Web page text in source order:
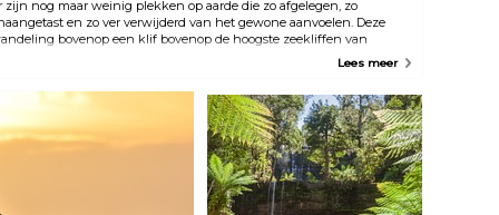
en een
aan zeeleven.
zijn nog maar weinig plekken op aarde die zo afgelegen, zo
en zo ver verwijderd van het gewone aanvoelen. Deze
bovenop een klif bovenop de hoogste zeekliffen van
in het Tasman National Park op de Three Capes Track zal je
met drie hutten die maximaal comfort bieden met
impact op het milieu. Pelletverwarmers zorgen er ook voor
wandelaars het hele jaar door comfortabel blijven.
Lees meer